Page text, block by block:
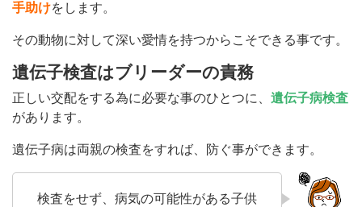
手助けをします。
その動物に対して深い愛情を持つからこそできる事です。
遺伝子検査はブリーダーの責務
正しい交配をする為に必要な事のひとつに、 遺伝子病検査
があります。
遺伝子病は両親の検査をすれば、防ぐ事ができます。
検査をせず、病気の可能性がある子供